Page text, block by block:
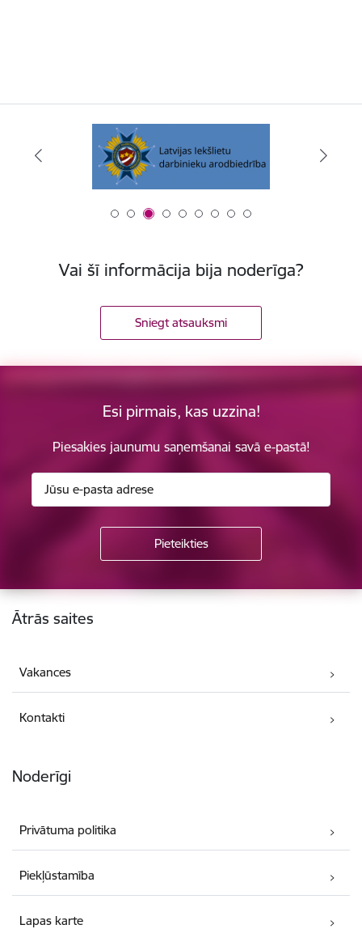
Vai šī informācija bija noderīga?
Sniegt atsauksmi
Esi pirmais, kas uzzina!
Piesakies jaunumu saņemšanai savā e-pastā!
Kājene
Ātrās saites
Vakances
Kontakti
Noderīgi
Privātuma politika
Piekļūstamība
Lapas karte